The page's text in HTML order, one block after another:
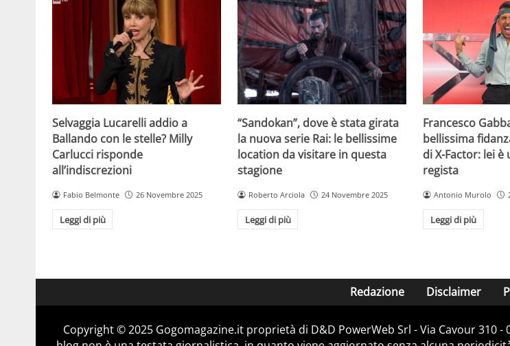
Selvaggia Lucarelli addio a
Ballando con le stelle? Milly
Carlucci risponde
all’indiscrezioni
Fabio Belmonte 26 Novembre 2025
Leggi di più
“Sandokan”, dove è stata girata
la nuova serie Rai: le bellissime
location da visitare in questa
stagione
Roberto Arciola 24 Novembre 2025
Leggi di più
Francesco
bellissima
di X-Factor: lei è
regista
Antonio Murolo
Leggi di più
Redazione Disclaimer
Copyright © 2025 Gogomagazine.it proprietà di D&D PowerWeb Srl - Via Cavour 310 -